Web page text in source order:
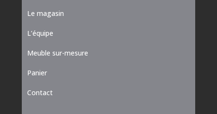
Le magasin
L’équipe
Meuble sur-mesure
Panier
Contact